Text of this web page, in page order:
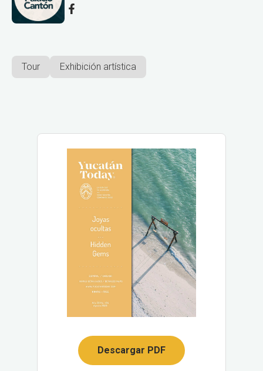
Tour Exhibición artística
Descargar PDF